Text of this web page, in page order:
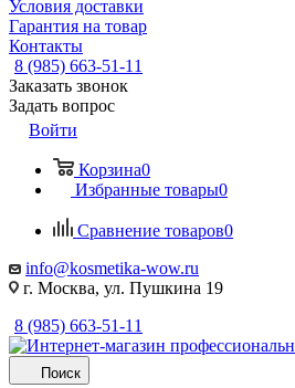
Условия доставки
Гарантия на товар
Контакты
8 (985) 663-51-11
Заказать звонок
Задать вопрос
Войти
Корзина0
Избранные товары0
Сравнение товаров0
info@kosmetika-wow.ru
г. Москва, ул. Пушкина 19
8 (985) 663-51-11
Поиск